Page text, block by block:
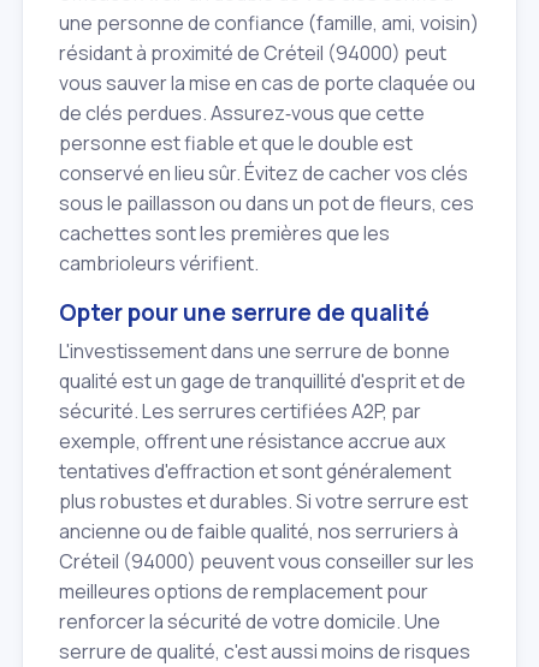
une personne de confiance (famille, ami, voisin)
résidant à proximité de Créteil (94000) peut
vous sauver la mise en cas de porte claquée ou
de clés perdues. Assurez‑vous que cette
personne est fiable et que le double est
conservé en lieu sûr. Évitez de cacher vos clés
sous le paillasson ou dans un pot de fleurs, ces
cachettes sont les premières que les
cambrioleurs vérifient.
Opter pour une serrure de qualité
L'investissement dans une serrure de bonne
qualité est un gage de tranquillité d'esprit et de
sécurité. Les serrures certifiées A2P, par
exemple, offrent une résistance accrue aux
tentatives d'effraction et sont généralement
plus robustes et durables. Si votre serrure est
ancienne ou de faible qualité, nos serruriers à
Créteil (94000) peuvent vous conseiller sur les
meilleures options de remplacement pour
renforcer la sécurité de votre domicile. Une
serrure de qualité, c'est aussi moins de risques